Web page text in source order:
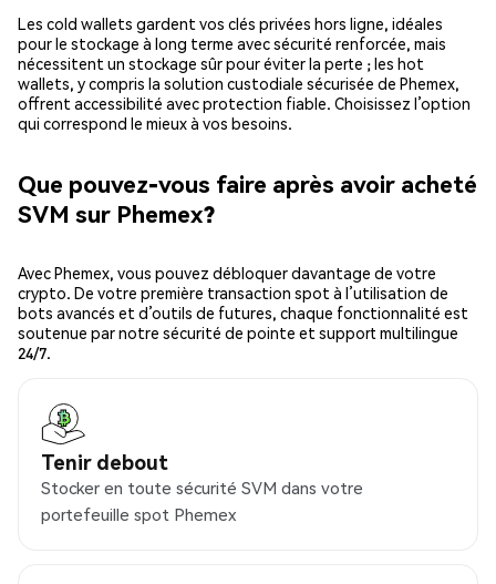
Les cold wallets gardent vos clés privées hors ligne, idéales
pour le stockage à long terme avec sécurité renforcée, mais
nécessitent un stockage sûr pour éviter la perte ; les hot
wallets, y compris la solution custodiale sécurisée de Phemex,
offrent accessibilité avec protection fiable. Choisissez l’option
qui correspond le mieux à vos besoins.
Que pouvez-vous faire après avoir acheté
SVM sur Phemex?
Avec Phemex, vous pouvez débloquer davantage de votre
crypto. De votre première transaction spot à l’utilisation de
bots avancés et d’outils de futures, chaque fonctionnalité est
soutenue par notre sécurité de pointe et support multilingue
24/7.
Tenir debout
Stocker en toute sécurité SVM dans votre
portefeuille spot Phemex